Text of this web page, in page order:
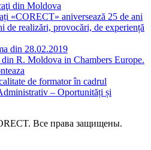
din Moldova
«CORECT» aniversează 25 de ani
de realizări, provocări, de experiență
din 28.02.2019
din R. Moldova in Chambers Europe.
de formator în cadrul
– Oportunități și
Все права защищены.